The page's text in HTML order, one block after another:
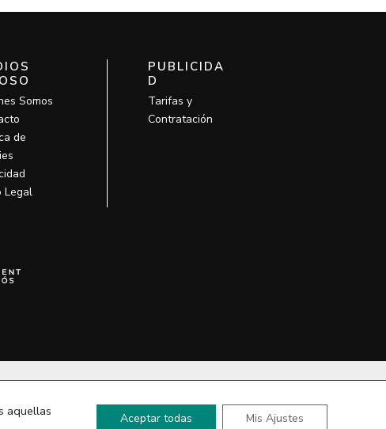
Somos
de
Legal
PUBLICIDA
D
Tarifas y
Contratación
aquellas
Aceptar todas Mis Ajustes